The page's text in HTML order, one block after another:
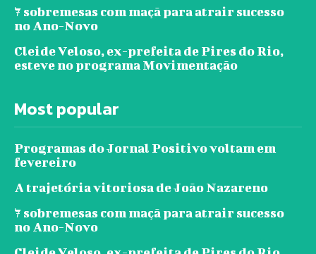
7 sobremesas com maçã para atrair sucesso
no Ano-Novo
Cleide Veloso, ex-prefeita de Pires do Rio,
esteve no programa Movimentação
Most popular
Programas do Jornal Positivo voltam em
fevereiro
A trajetória vitoriosa de João Nazareno
7 sobremesas com maçã para atrair sucesso
no Ano-Novo